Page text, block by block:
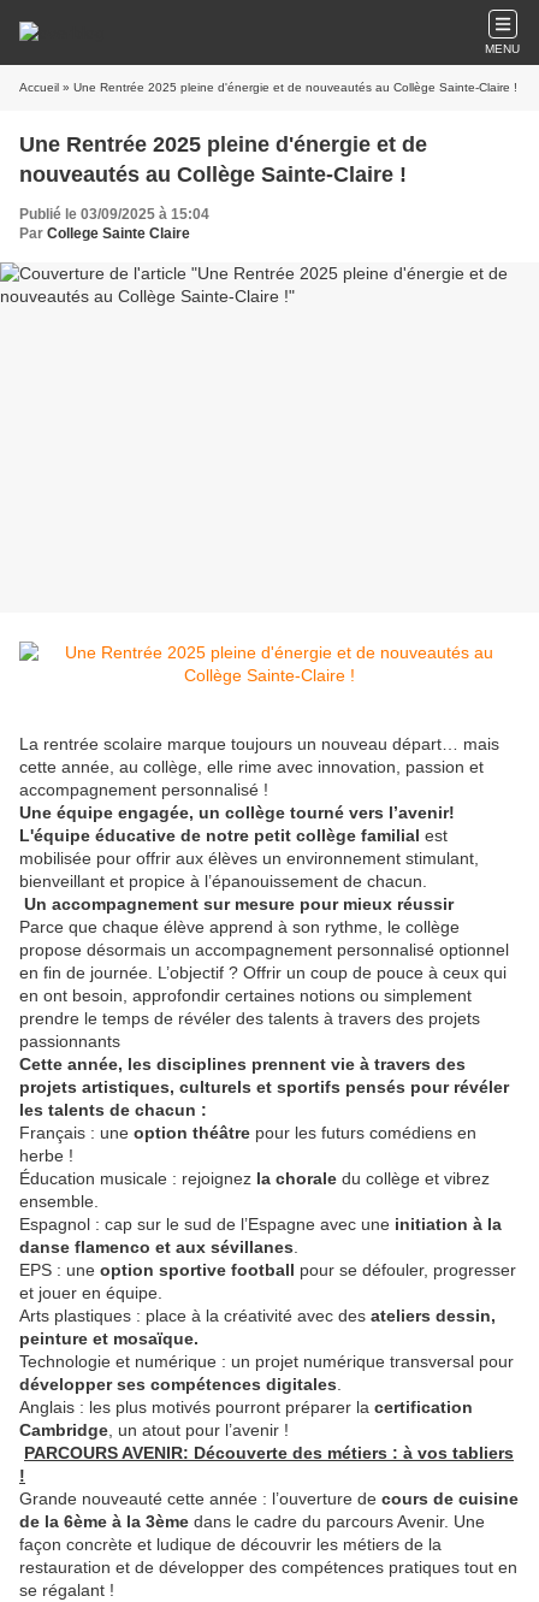
MENU
Accueil » Une Rentrée 2025 pleine d'énergie et de nouveautés au Collège Sainte-Claire !
Une Rentrée 2025 pleine d'énergie et de
nouveautés au Collège Sainte-Claire !
Publié le 03/09/2025 à 15:04
Par College Sainte Claire
La rentrée scolaire marque toujours un nouveau départ… mais
cette année, au collège, elle rime avec innovation, passion et
accompagnement personnalisé !
Une équipe engagée, un collège tourné vers l’avenir!
L'équipe éducative de notre petit collège familial est
mobilisée pour offrir aux élèves un environnement stimulant,
bienveillant et propice à l’épanouissement de chacun.
Un accompagnement sur mesure pour mieux réussir
Parce que chaque élève apprend à son rythme, le collège
propose désormais un accompagnement personnalisé optionnel
en fin de journée. L’objectif ? Offrir un coup de pouce à ceux qui
en ont besoin, approfondir certaines notions ou simplement
prendre le temps de révéler des talents à travers des projets
passionnants
Cette année, les disciplines prennent vie à travers des
projets artistiques, culturels et sportifs pensés pour révéler
les talents de chacun :
Français : une option théâtre pour les futurs comédiens en
herbe !
Éducation musicale : rejoignez la chorale du collège et vibrez
ensemble.
Espagnol : cap sur le sud de l’Espagne avec une initiation à la
danse flamenco et aux sévillanes
EPS : une option sportive football pour se défouler, progresser
et jouer en équipe.
Arts plastiques : place à la créativité avec des ateliers dessin,
peinture et mosaïque.
Technologie et numérique : un projet numérique transversal pour
développer ses compétences digitales
Anglais : les plus motivés pourront préparer la certification
Cambridge , un atout pour l’avenir !
PARCOURS AVENIR: Découverte des métiers : à vos tabliers
!
Grande nouveauté cette année : l’ouverture de cours de cuisine
de la 6ème à la 3ème dans le cadre du parcours Avenir. Une
façon concrète et ludique de découvrir les métiers de la
restauration et de développer des compétences pratiques tout en
se régalant !